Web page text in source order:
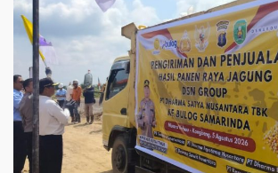
1 min read